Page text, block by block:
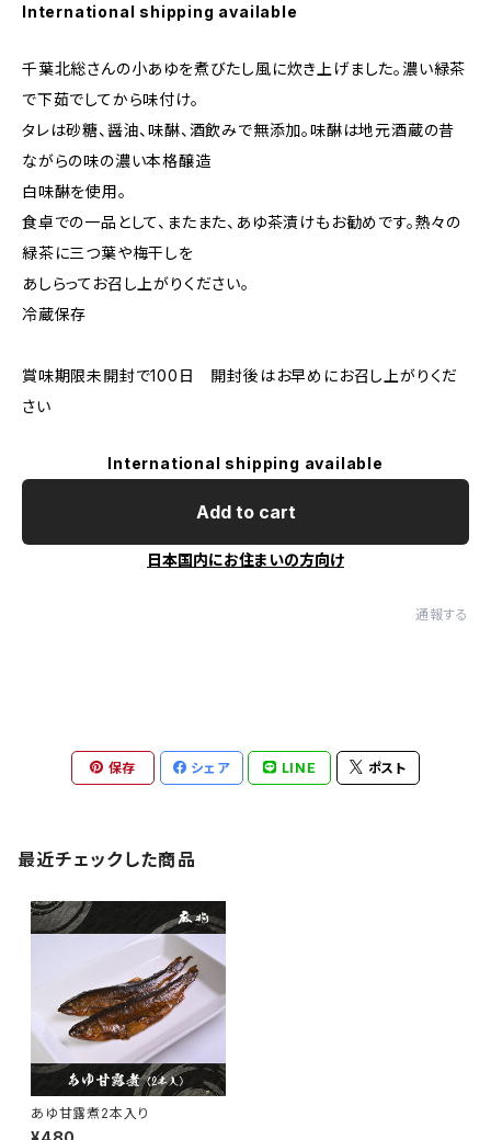
International shipping available
千葉北総さんの小あゆを煮びたし風に炊き上げました。濃い緑茶
で下茹でしてから味付け。
タレは砂糖、醤油、味醂、酒飲みで無添加。味醂は地元酒蔵の昔
ながらの味の濃い本格醸造
白味醂を使用。
食卓での一品として、またまた、あゆ茶漬けもお勧めです。熱々の
緑茶に三つ葉や梅干しを
あしらってお召し上がりください。
冷蔵保存
賞味期限未開封で100日 開封後はお早めにお召し上がりくだ
さい
International shipping available
Add to cart
日本国内にお住まいの方向け
通報する
保存 シェア LINE ポスト
最近チェックした商品
あゆ甘露煮2本入り